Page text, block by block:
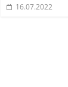
16.07.2022